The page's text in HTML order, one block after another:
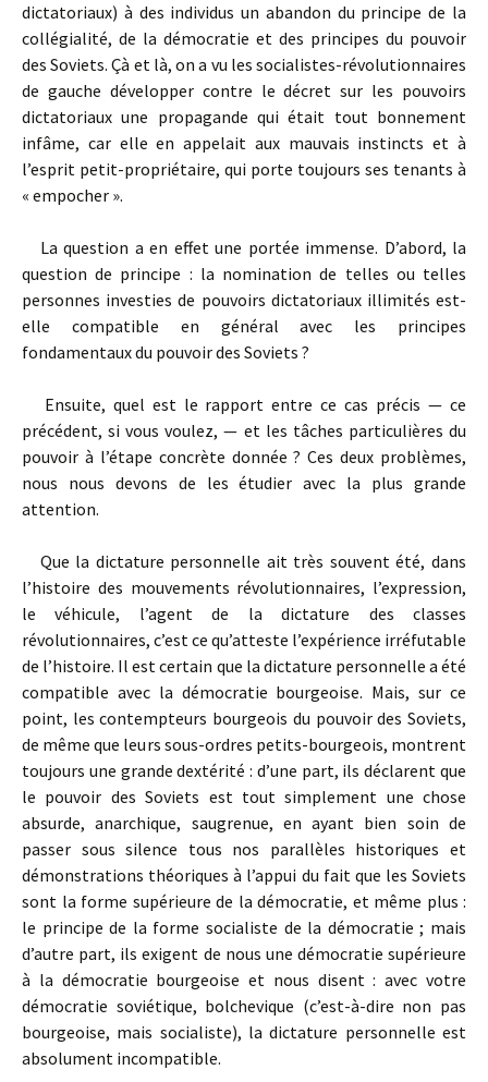
dictatoriaux) à des individus un abandon du principe de la
collégialité, de la démocratie et des principes du pouvoir
des Soviets. Çà et là, on a vu les socialistes-révolutionnaires
de gauche développer contre le décret sur les pouvoirs
dictatoriaux une propagande qui était tout bonnement
infâme, car elle en appelait aux mauvais instincts et à
l’esprit petit-propriétaire, qui porte toujours ses tenants à
« empocher ».
La question a en effet une portée immense. D’abord, la
question de principe : la nomination de telles ou telles
personnes investies de pouvoirs dictatoriaux illimités est-
elle compatible en général avec les principes
fondamentaux du pouvoir des Soviets ?
Ensuite, quel est le rapport entre ce cas précis — ce
précédent, si vous voulez, — et les tâches particulières du
pouvoir à l’étape concrète donnée ? Ces deux problèmes,
nous nous devons de les étudier avec la plus grande
attention.
Que la dictature personnelle ait très souvent été, dans
l’histoire des mouvements révolutionnaires, l’expression,
le véhicule, l’agent de la dictature des classes
révolutionnaires, c’est ce qu’atteste l’expérience irréfutable
de l’histoire. Il est certain que la dictature personnelle a été
compatible avec la démocratie bourgeoise. Mais, sur ce
point, les contempteurs bourgeois du pouvoir des Soviets,
de même que leurs sous-ordres petits-bourgeois, montrent
toujours une grande dextérité : d’une part, ils déclarent que
le pouvoir des Soviets est tout simplement une chose
absurde, anarchique, saugrenue, en ayant bien soin de
passer sous silence tous nos parallèles historiques et
démonstrations théoriques à l’appui du fait que les Soviets
sont la forme supérieure de la démocratie, et même plus :
le principe de la forme socialiste de la démocratie ; mais
d’autre part, ils exigent de nous une démocratie supérieure
à la démocratie bourgeoise et nous disent : avec votre
démocratie soviétique, bolchevique (c’est-à-dire non pas
bourgeoise, mais socialiste), la dictature personnelle est
absolument incompatible.